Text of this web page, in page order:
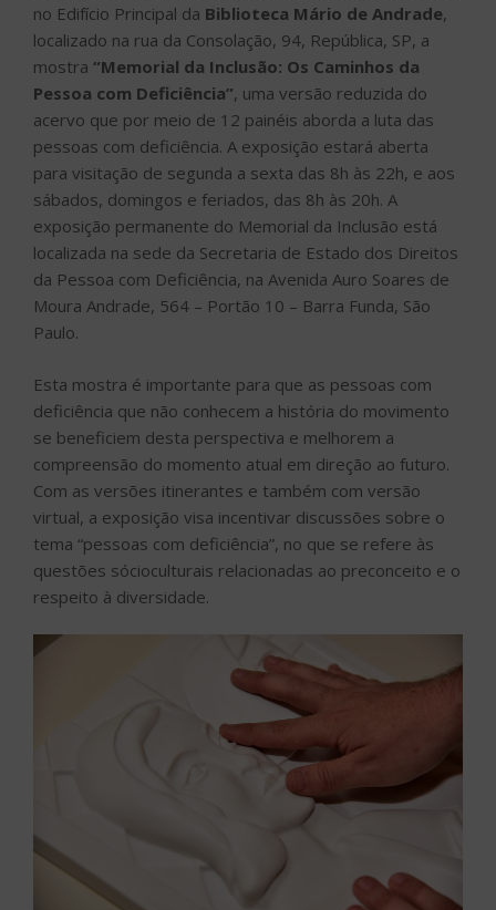
no Edifício Principal da Biblioteca Mário de Andrade,
localizado na rua da Consolação, 94, República, SP, a
mostra “Memorial da Inclusão: Os Caminhos da
Pessoa com Deficiência”, uma versão reduzida do
acervo que por meio de 12 painéis aborda a luta das
pessoas com deficiência. A exposição estará aberta
para visitação de segunda a sexta das 8h às 22h, e aos
sábados, domingos e feriados, das 8h às 20h. A
exposição permanente do Memorial da Inclusão está
localizada na sede da Secretaria de Estado dos Direitos
da Pessoa com Deficiência, na Avenida Auro Soares de
Moura Andrade, 564 – Portão 10 – Barra Funda, São
Paulo.
Esta mostra é importante para que as pessoas com
deficiência que não conhecem a história do movimento
se beneficiem desta perspectiva e melhorem a
compreensão do momento atual em direção ao futuro.
Com as versões itinerantes e também com versão
virtual, a exposição visa incentivar discussões sobre o
tema “pessoas com deficiência”, no que se refere às
questões sócioculturais relacionadas ao preconceito e o
respeito à diversidade.